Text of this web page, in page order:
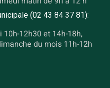
(02 43 84 37 81):
12h30 et 14h-18h,
du mois 11h-12h